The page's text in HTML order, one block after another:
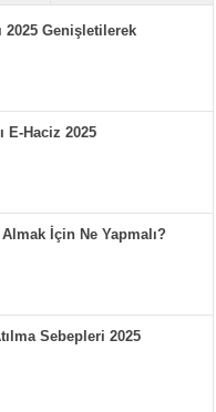
Genişletilerek
E-Haciz 2025
İçin Ne Yapmalı?
Sebepleri 2025